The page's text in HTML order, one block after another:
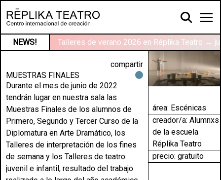
NEWS! Talleres de verano 2026 en Réplika Teatro →
compartir
MUESTRAS FINALES
Durante el mes de junio de 2022
tendrán lugar en nuestra sala las
Muestras Finales de los alumnos de
Primero, Segundo y Tercer Curso de la
Diplomatura en Arte Dramático, los
Talleres de interpretación de los fines
de semana y los Talleres de teatro
juvenil e infantil, resultado del trabajo
área: Escénicas
creador/a: Alumnxs
de la escuela
Réplika Teatro
precio: gratuito